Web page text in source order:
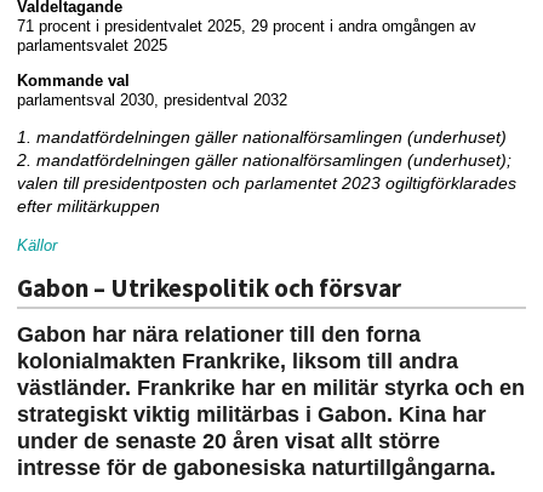
Valdeltagande
71 procent i presidentvalet 2025, 29 procent i andra omgången av
parlamentsvalet 2025
Kommande val
parlamentsval 2030, presidentval 2032
1. mandatfördelningen gäller nationalförsamlingen (underhuset)
2. mandatfördelningen gäller nationalförsamlingen (underhuset);
valen till presidentposten och parlamentet 2023 ogiltigförklarades
efter militärkuppen
Källor
Gabon – Utrikespolitik och försvar
Gabon har nära relationer till den forna
kolonialmakten Frankrike, liksom till andra
västländer. Frankrike har en militär styrka och en
strategiskt viktig militärbas i Gabon. Kina har
under de senaste 20 åren visat allt större
intresse för de gabonesiska naturtillgångarna.